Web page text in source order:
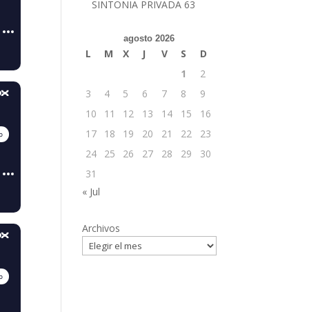
SINTONIA PRIVADA 63
agosto 2026
L M X J V S
D
1
2
3
4 5 6 7 8
9
10
11 12 13 14 15
16
17
18 19 20 21 22
23
24
25 26 27 28 29
30
31
« Jul
Archivos